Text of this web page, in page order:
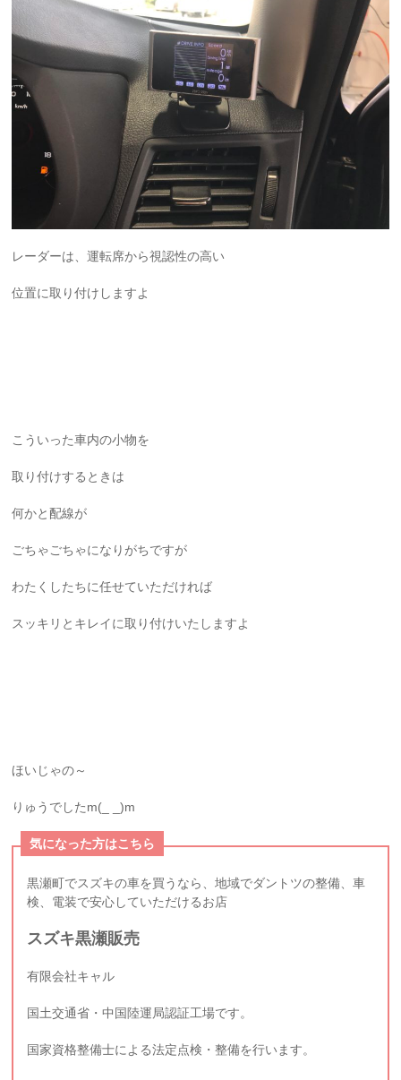
レーダーは、運転席から視認性の高い
位置に取り付けしますよ
こういった車内の小物を
取り付けするときは
何かと配線が
ごちゃごちゃになりがちですが
わたくしたちに任せていただければ
スッキリとキレイに取り付けいたしますよ
ほいじゃの～
りゅうでしたm(_ _)m
気になった方はこちら
黒瀬町でスズキの車を買うなら、地域でダントツの整備、車
検、電装で安心していただけるお店
スズキ黒瀬販売
有限会社キャル
国土交通省・中国陸運局認証工場です。
国家資格整備士による法定点検・整備を行います。